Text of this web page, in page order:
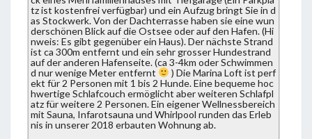
tz ist kostenfrei verfügbar) und ein Aufzug bringt Sie in d
as Stockwerk. Von der Dachterrasse haben sie eine wun
derschönen Blick auf die Ostsee oder auf den Hafen. (Hi
nweis: Es gibt gegenüber ein Haus). Der nächste Strand
ist ca 300m entfernt und ein sehr grosser Hundestrand
auf der anderen Hafenseite. (ca 3-4km oder Schwimmen
d nur wenige Meter entfernt
) Die Marina Loft ist perf
ekt für 2 Personen mit 1 bis 2 Hunde. Eine bequeme hoc
hwertige Schlafcouch ermöglicht aber weiteren Schlafpl
atz für weitere 2 Personen. Ein eigener Wellnessbereich
mit Sauna, Infarotsauna und Whirlpool runden das Erleb
nis in unserer 2018 erbauten Wohnung ab.